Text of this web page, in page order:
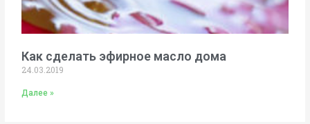
Как сделать эфирное масло дома
24.03.2019
Далее »